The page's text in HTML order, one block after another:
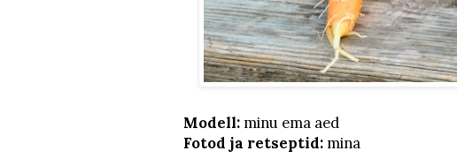
Modell: minu ema aed
Fotod ja retseptid: mina